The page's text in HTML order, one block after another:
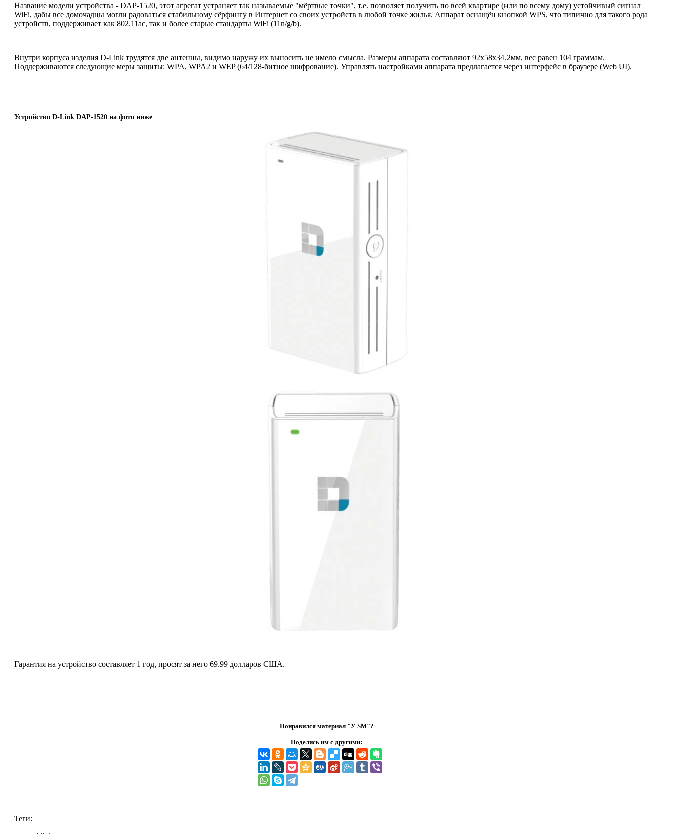
Название модели устройства - DAP-1520, этот агрегат устраняет так называемые "мёртвые точки", т.е. позволяет получить по всей квартире (или по всему дому) устойчивый сигнал
WiFi, дабы все домочадцы могли радоваться стабильному сёрфингу в Интернет со своих устройств в любой точке жилья. Аппарат оснащён кнопкой WPS, что типично для такого рода
устройств, поддерживает как 802.11ac, так и более старые стандарты WiFi (11n/g/b).
Внутри корпуса изделия D-Link трудятся две антенны, видимо наружу их выносить не имело смысла. Размеры аппарата составляют 92x58x34.2мм, вес равен 104 граммам.
Поддерживаются следующие меры защиты: WPA, WPA2 и WEP (64/128-битное шифрование). Управлять настройками аппарата предлагается через интерфейс в браузере (Web UI).
Устройство D-Link DAP-1520 на фото ниже
Гарантия на устройство составляет 1 год, просят за него 69.99 долларов США.
Понравился материал "У SM"?
Поделись им с другими:
Теги: